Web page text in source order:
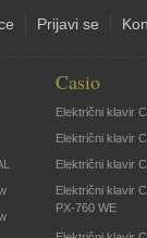
Prijavi se
Casio
Električni klavir
Električni klavir
Električni klavir
Električni klavir
PX-760 WE